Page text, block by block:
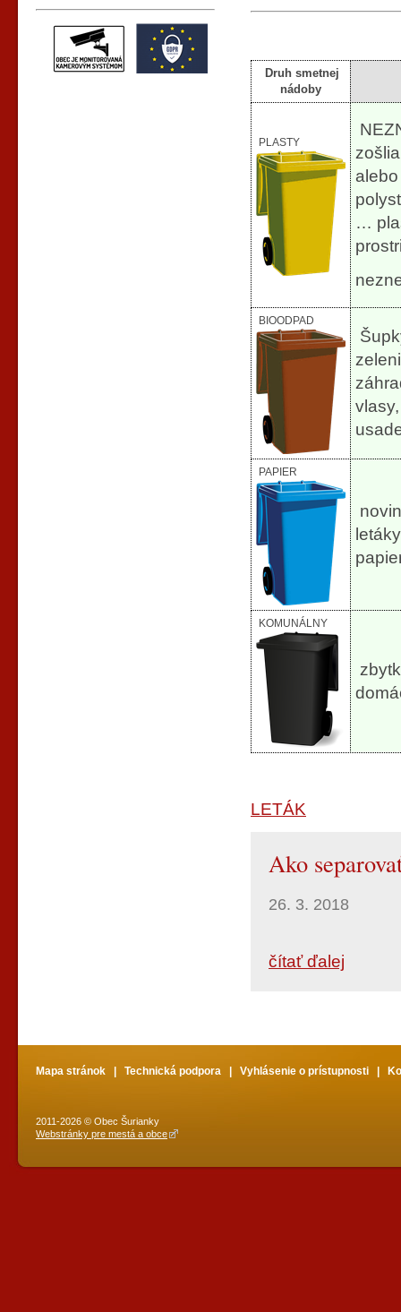
Druh smetnej
nádoby
PLASTY
…
BIOODPAD
PAPIER
KOMUNÁLNY
LETÁK
Ako
26. 3. 2018
čítať ďalej
Mapa stránok Technická podpora Vyhlásenie o prístupnosti
2011-2026 © Obec Šurianky
Webstránky pre mestá a obce